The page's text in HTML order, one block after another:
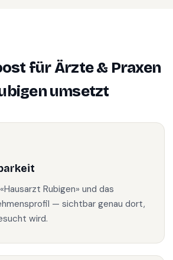
fürÄrzte & Praxen
umsetzt
Rubigen» und das
— sichtbar genau dort,
wird.